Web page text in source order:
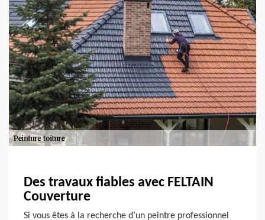
Des travaux fiables avec FELTAIN
Couverture
Si vous êtes à la recherche d’un peintre professionnel